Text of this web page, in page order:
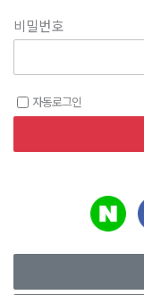
비밀번호
자동로그인